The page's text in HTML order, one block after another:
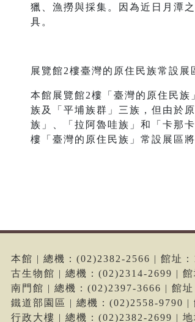
獵、漁撈與採集。因為近日月潭
具。
展覽館2樓臺灣的原住民族常設展
本館展覽館2樓「臺灣的原住民
族及「平埔族群」三族，但由於
族」、「拉阿魯哇族」和「卡那
樓「臺灣的原住民族」常設展區
本館 | 總機：(02)2382-2566 | 館址
古生物館 | 總機：(02)2314-2699 |
南門館 | 總機：(02)2397-3666 | 館
鐵道部園區 | 總機：(02)2558-9790 |
行政大樓 | 總機：(02)2382-2699 |